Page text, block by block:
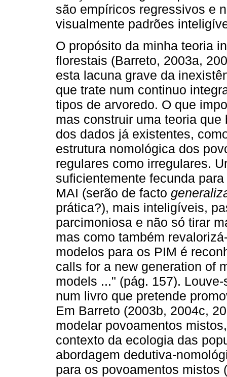
são empíricos regressivos e
visualmente padrões
O propósito da minha teoria
florestais (Barreto, 2003a,
esta lacuna grave da
que trate num continuo
tipos de arvoredo. O que
mas construir uma teoria
dos dados já existentes,
estrutura nomológica dos
regulares como irregulares.
suficientemente fecunda
MAI (serão de facto
prática?), mais inteligíveis,
parcimoniosa e não só tirar
mas como também
modelos para os PIM é
calls for a new generation of
models ..." (pág. 157).
num livro que pretende
Em Barreto (2003b, 2004c,
modelar povoamentos
contexto da ecologia das
abordagem dedutiva-
para os povoamentos mistos